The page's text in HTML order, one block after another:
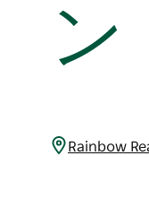
ン
Rainbow